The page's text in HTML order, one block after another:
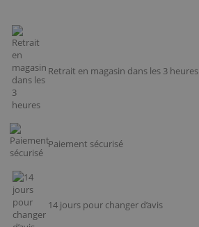
Retrait en magasin dans les 3 heures
Paiement sécurisé
14 jours pour changer d’avis